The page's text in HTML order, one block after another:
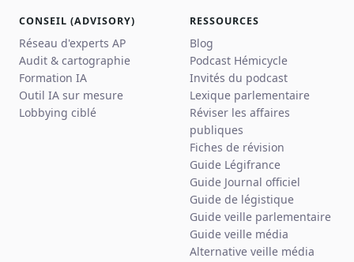
CONSEIL (ADVISORY)
Réseau d'experts AP
Audit & cartographie
Formation IA
Outil IA sur mesure
Lobbying ciblé
RESSOURCES
Blog
Podcast Hémicycle
Invités du podcast
Lexique parlementaire
Réviser les affaires
publiques
Fiches de révision
Guide Légifrance
Guide Journal officiel
Guide de légistique
Guide veille parlementaire
Guide veille média
Alternative veille média